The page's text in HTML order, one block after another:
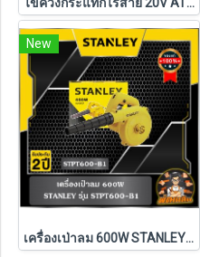
New
เครื่องเป่าลม 600W STANLEY รุ่น STPT600-B1